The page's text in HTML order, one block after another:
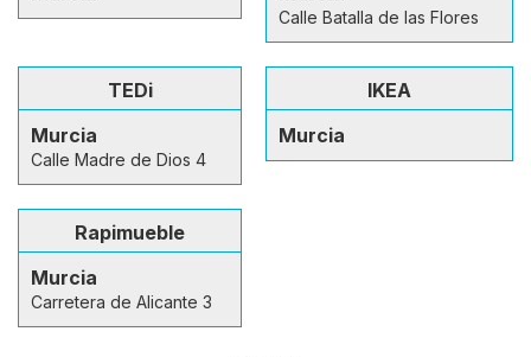
Calle Batalla de las Flores
TEDi
Murcia
Calle Madre de Dios 4
IKEA
Murcia
Rapimueble
Murcia
Carretera de Alicante 3